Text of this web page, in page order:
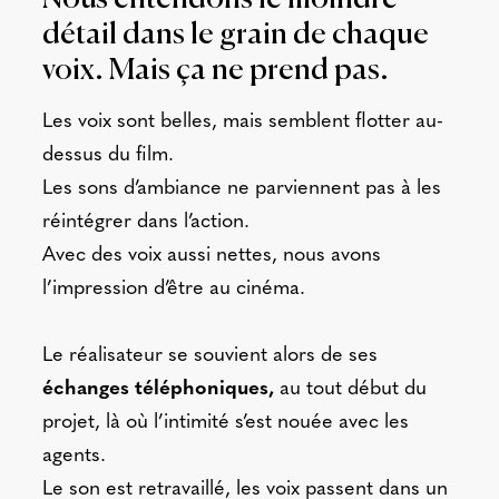
détail dans le grain de chaque
voix. Mais ça ne prend pas.
Les voix sont belles, mais semblent flotter au-
dessus du film.
Les sons d’ambiance ne parviennent pas à les
réintégrer dans l’action.
Avec des voix aussi nettes, nous avons
l’impression d’être au cinéma.
Le réalisateur se souvient alors de ses
échanges téléphoniques,au tout début du
projet, là où l’intimité s’est nouée avec les
agents.
Le son est retravaillé, les voix passent dans un